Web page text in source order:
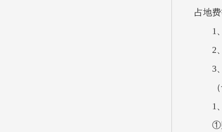
占地
1
2
3
1
①